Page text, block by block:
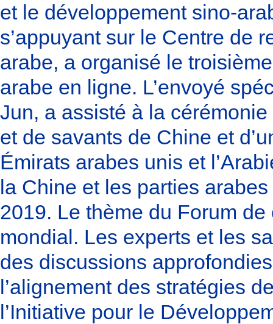
et le développement sino-
s’appuyant sur le Centre de
arabe, a organisé le
arabe en ligne. L’envoyé
Jun, a assisté à la cérémonie
et de savants de Chine et
Émirats arabes unis et
la Chine et les parties
2019. Le thème du Forum
mondial. Les experts et les
des discussions
l’alignement des stratégies
l’Initiative pour le